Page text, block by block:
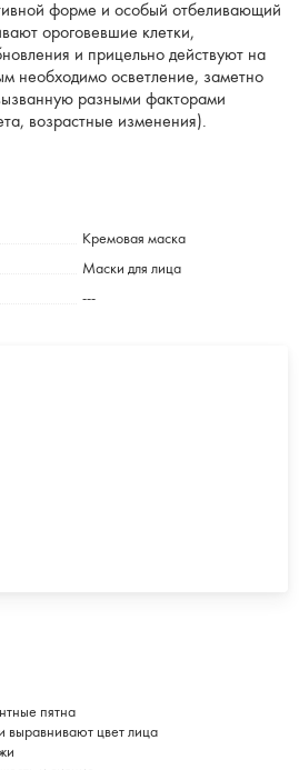
форме и особый отбеливающий
ороговевшие клетки,
и прицельно действуют на
необходимо осветление, заметно
разными факторами
возрастные изменения).
Кремовая маска
Маски для лица
---
пятна
выравнивают цвет лица